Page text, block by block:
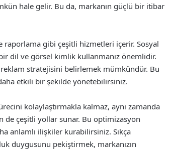
hale gelir. Bu da, markanın güçlü bir itibar
raporlama gibi çeşitli hizmetleri içerir. Sosyal
dil ve görsel kimlik kullanmanız önemlidir.
stratejisini belirlemek mümkündür. Bu
etkili bir şekilde yönetebilirsiniz.
kolaylaştırmakla kalmaz, aynı zamanda
de çeşitli yollar sunar. Bu optimizasyon
anlamlı ilişkiler kurabilirsiniz. Sıkça
duygusunu pekiştirmek, markanızın